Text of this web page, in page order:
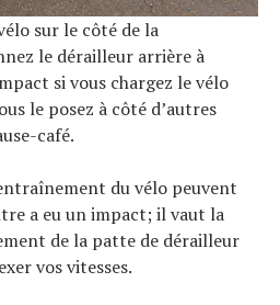
sur le côté de la
le dérailleur arrière à
si vous chargez le vélo
le posez à côté d’autres
café.
du vélo peuvent
a eu un impact; il vaut la
de la patte de dérailleur
vos vitesses.